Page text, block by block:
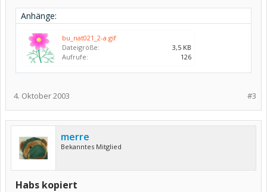
Anhänge:
bu_nat021_2-a.gif
Dateigröße:
3,5 KB
Aufrufe:
126
#3
4. Oktober 2003
merre
Bekanntes Mitglied
Habs kopiert